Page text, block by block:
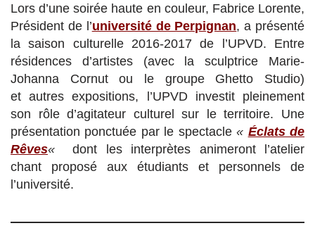
Lors d’une soirée haute en couleur, Fabrice Lorente,
Président de l’université de Perpignan, a présenté
la saison culturelle 2016-2017 de l’UPVD. Entre
résidences d’artistes (avec la sculptrice Marie-
Johanna Cornut ou le groupe Ghetto Studio)
et autres expositions, l’UPVD investit pleinement
son rôle d’agitateur culturel sur le territoire. Une
présentation ponctuée par le spectacle« Éclats de
Rêves«
dont les interprètes animeront l’atelier
chant proposé aux étudiants et personnels de
l’université.